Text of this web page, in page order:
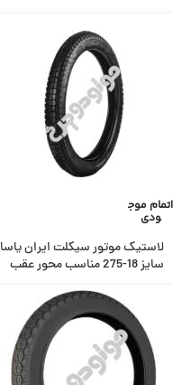
اتمام موج
ودی
لاستیک موتور سیکلت ایران یاسا
سایز 18-275 مناسب محور عقب